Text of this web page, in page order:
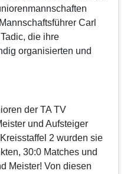
Carl
die ihre
organisierten und
der TA TV
und Aufsteiger
2 wurden sie
30:0 Matches und
Meister! Von diesen